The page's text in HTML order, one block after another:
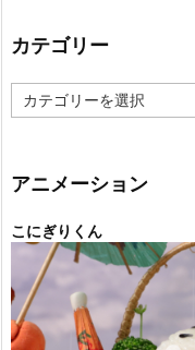
カテゴリー
テ
ー
アニメーション
こにぎりくん